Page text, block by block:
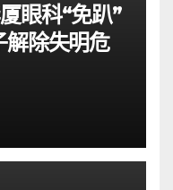
眼科“免趴”
除失明危